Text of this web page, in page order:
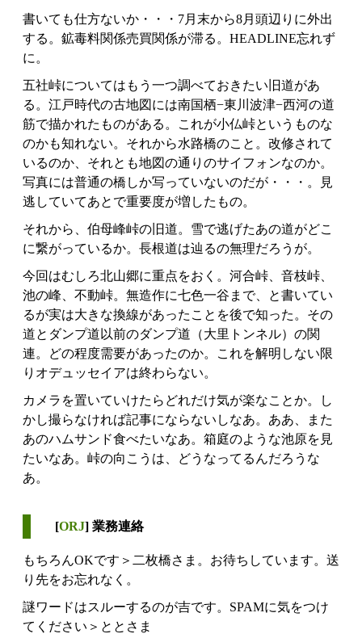
書いても仕方ないか・・・7月末から8月頭辺りに外出
する。鉱毒料関係売買関係が滞る。HEADLINE忘れず
に。
五社峠についてはもう一つ調べておきたい旧道があ
る。江戸時代の古地図には南国栖−東川波津−西河の道
筋で描かれたものがある。これが小仏峠というものな
のかも知れない。それから水路橋のこと。改修されて
いるのか、それとも地図の通りのサイフォンなのか。
写真には普通の橋しか写っていないのだが・・・。見
逃していてあとで重要度が増したもの。
それから、伯母峰峠の旧道。雪で逃げたあの道がどこ
に繋がっているか。長根道は辿るの無理だろうが。
今回はむしろ北山郷に重点をおく。河合峠、音枝峠、
池の峰、不動峠。無造作に七色一谷まで、と書いてい
るが実は大きな換線があったことを後で知った。その
道とダンプ道以前のダンプ道（大里トンネル）の関
連。どの程度需要があったのか。これを解明しない限
りオデュッセイアは終わらない。
カメラを置いていけたらどれだけ気が楽なことか。し
かし撮らなければ記事にならないしなあ。ああ、また
あのハムサンド食べたいなあ。箱庭のような池原を見
たいなあ。峠の向こうは、どうなってるんだろうな
あ。
[ORJ] 業務連絡
もちろんOKです＞二枚橋さま。お待ちしています。送
り先をお忘れなく。
謎ワードはスルーするのが吉です。SPAMに気をつけ
てください＞ととさま